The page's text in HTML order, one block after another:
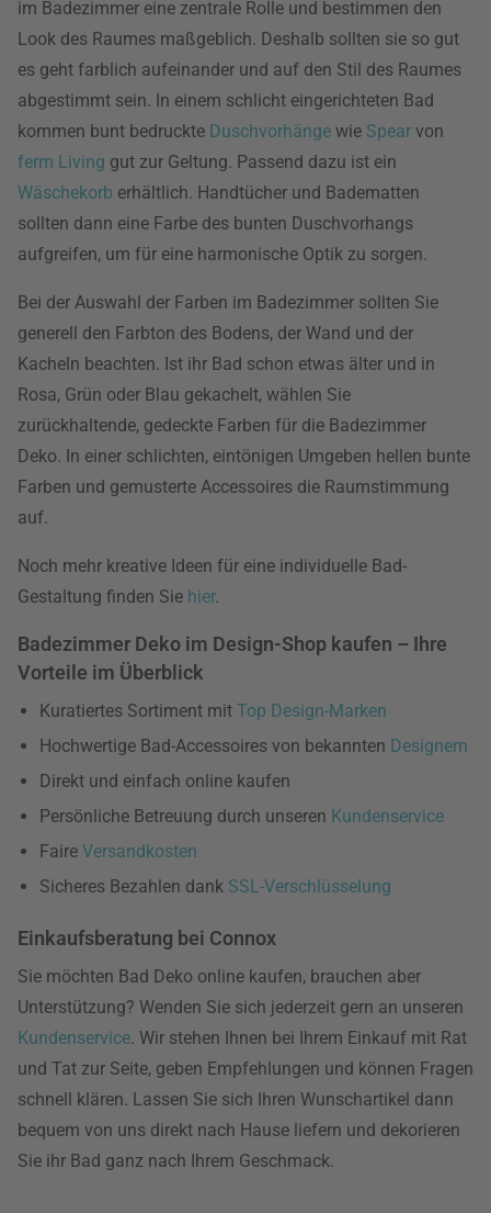
im Badezimmer eine zentrale Rolle und bestimmen den
Look des Raumes maßgeblich. Deshalb sollten sie so gut
es geht farblich aufeinander und auf den Stil des Raumes
abgestimmt sein. In einem schlicht eingerichteten Bad
kommen bunt bedruckte Duschvorhänge wie Spear von
ferm Living gut zur Geltung. Passend dazu ist ein
Wäschekorb erhältlich. Handtücher und Badematten
sollten dann eine Farbe des bunten Duschvorhangs
aufgreifen, um für eine harmonische Optik zu sorgen.
Bei der Auswahl der Farben im Badezimmer sollten Sie
generell den Farbton des Bodens, der Wand und der
Kacheln beachten. Ist ihr Bad schon etwas älter und in
Rosa, Grün oder Blau gekachelt, wählen Sie
zurückhaltende, gedeckte Farben für die Badezimmer
Deko. In einer schlichten, eintönigen Umgeben hellen bunte
Farben und gemusterte Accessoires die Raumstimmung
auf.
Noch mehr kreative Ideen für eine individuelle Bad-
Gestaltung finden Sie hier.
Badezimmer Deko im Design-Shop kaufen – Ihre
Vorteile im Überblick
Kuratiertes Sortiment mit Top Design-Marken
Hochwertige Bad-Accessoires von bekannten Designern
Direkt und einfach online kaufen
Persönliche Betreuung durch unseren Kundenservice
Faire Versandkosten
Sicheres Bezahlen dank SSL-Verschlüsselung
Einkaufsberatung bei Connox
Sie möchten Bad Deko online kaufen, brauchen aber
Unterstützung? Wenden Sie sich jederzeit gern an unseren
Kundenservice. Wir stehen Ihnen bei Ihrem Einkauf mit Rat
und Tat zur Seite, geben Empfehlungen und können Fragen
schnell klären. Lassen Sie sich Ihren Wunschartikel dann
bequem von uns direkt nach Hause liefern und dekorieren
Sie ihr Bad ganz nach Ihrem Geschmack.